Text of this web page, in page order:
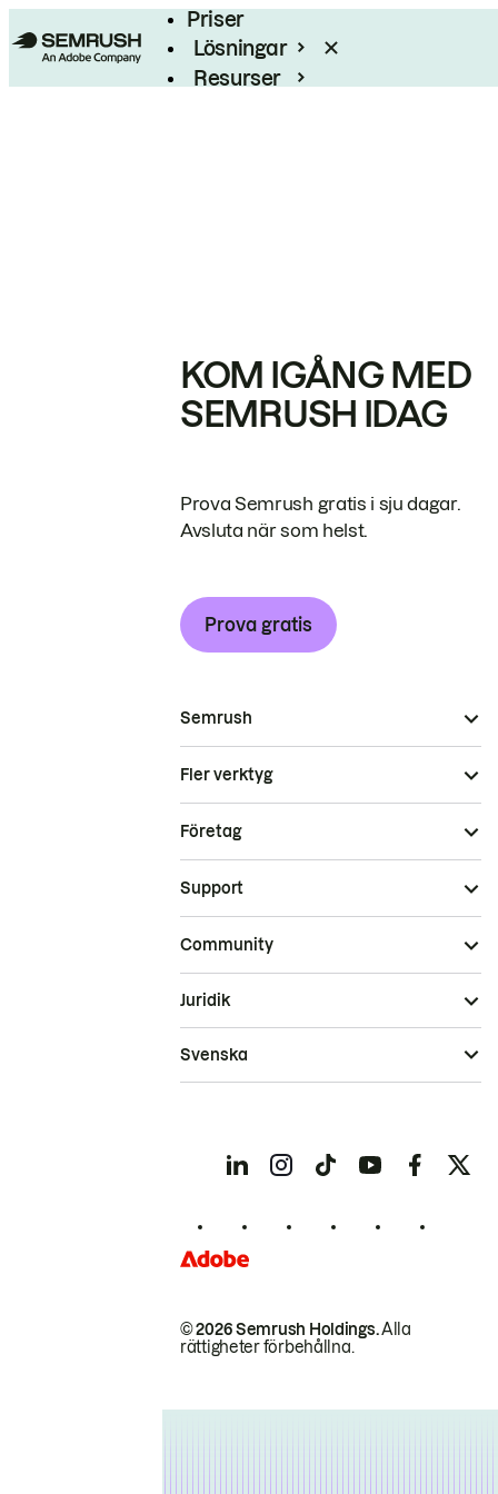
Priser
Lösningar
Resurser
KOM IGÅNG MED
SEMRUSH IDAG
Prova Semrush gratis i sju dagar.
Avsluta när som helst.
Prova gratis
Semrush
Fler verktyg
Företag
Support
Community
© 2026 Semrush Holdings.Alla
rättigheter förbehållna.
Juridik
Svenska